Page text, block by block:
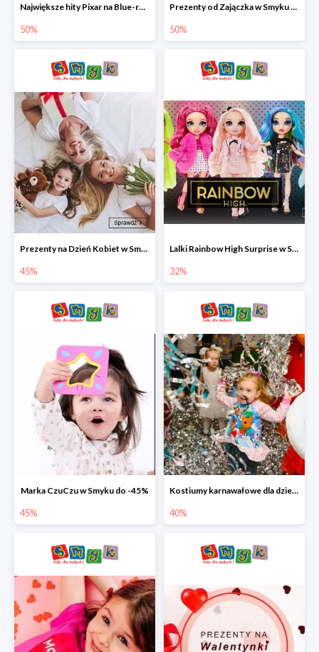
Największe hity Pixar na Blue-rey i DVD w Smyku - drugi film -50%
50%
Prezenty od Zajączka w Smyku do -50%
50%
Prezenty na Dzień Kobiet w Smyku do -45%
45%
Lalki Rainbow High Surprise w Smyku do -35%
32%
Marka CzuCzu w Smyku do -45%
45%
Kostiumy karnawałowe dla dzieci w Smyku do -40%
40%